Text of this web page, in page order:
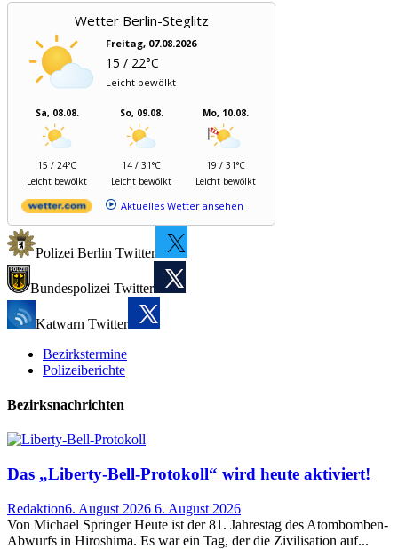
Wetter Berlin-Steglitz
Freitag, 07.08.2026
15 / 22°C
Leicht bewölkt
Sa, 08.08.
15 / 24°C
Leicht bewölkt
So, 09.08.
14 / 31°C
Leicht bewölkt
Mo, 10.08.
19 / 31°C
Leicht bewölkt
Aktuelles Wetter ansehen
Polizei Berlin Twitter
Bundespolizei Twitter
Katwarn Twitter
Bezirkstermine
Polizeiberichte
Bezirksnachrichten
Das „Liberty-Bell-Protokoll“ wird heute aktiviert!
Redaktion6. August 2026 6. August 2026
Von Michael Springer Heute ist der 81. Jahrestag des Atombomben-
Abwurfs in Hiroshima. Es war ein Tag, der die Zivilisation auf...